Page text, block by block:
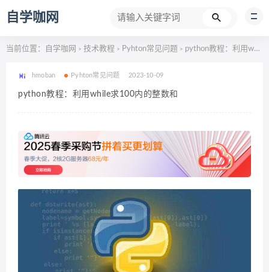
自学咖网
当前位置： 自学咖网 > 技术教程 > Pyhton常见问题 > python教程：利用while求100内的整数和
hmoban Pyhton常见问题 2023-10-09
python教程：利用while求100内的整数和